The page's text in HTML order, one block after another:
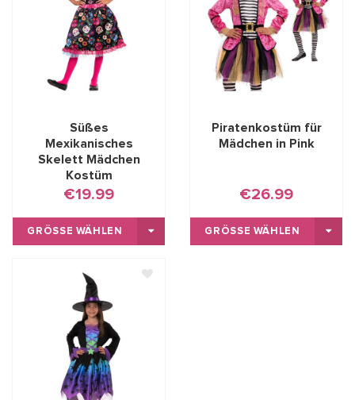
Süßes
Mexikanisches
Skelett Mädchen
Kostüm
€19.99
GRÖSSE WÄHLEN
Piratenkostüm für
Mädchen in Pink
€26.99
GRÖSSE WÄHLEN